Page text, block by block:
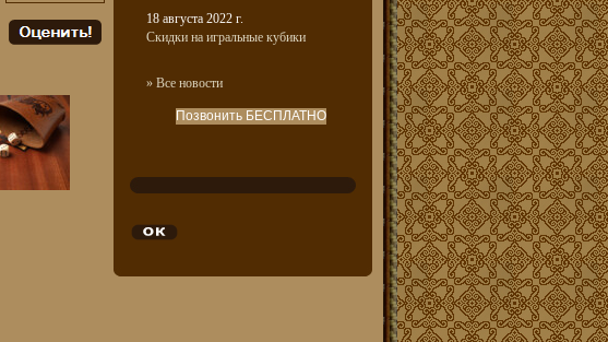
18 августа 2022 г.
Скидки на игральные кубики
» Все новости
Позвонить БЕСПЛАТНО